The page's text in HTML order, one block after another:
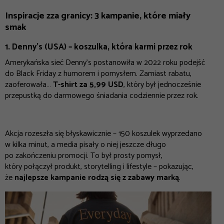
Inspiracje zza granicy: 3 kampanie, które miały
smak
1. Denny’s (USA) – koszulka, która karmi przez rok
Amerykańska sieć Denny’s postanowiła w 2022 roku podejść
do Black Friday z humorem i pomysłem. Zamiast rabatu,
zaoferowała…T-shirt za 5,99 USD, który był jednocześnie
przepustką do darmowego śniadania codziennie przez rok.
Akcja rozeszła się błyskawicznie – 150 koszulek wyprzedano
w kilka minut, a media pisały o niej jeszcze długo
po zakończeniu promocji. To był prosty pomysł,
który połączył produkt, storytelling i lifestyle – pokazując,
żenajlepsze kampanie rodzą się z zabawy marką.